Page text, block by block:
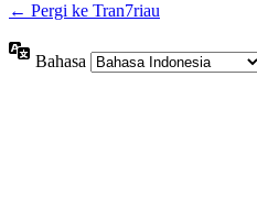
← Pergi ke Tran7riau
Bahasa